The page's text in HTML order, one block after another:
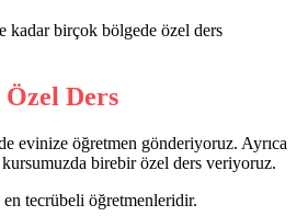
kadar birçok bölgede özel ders
Ders
evinize öğretmen gönderiyoruz. Ayrıca
birebir özel ders veriyoruz.
tecrübeli öğretmenleridir.